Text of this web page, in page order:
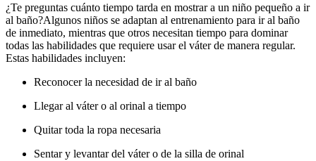
¿Te preguntas cuánto tiempo tarda en mostrar a un niño pequeño a ir
al baño?Algunos niños se adaptan al entrenamiento para ir al baño
de inmediato, mientras que otros necesitan tiempo para dominar
todas las habilidades que requiere usar el váter de manera regular.
Estas habilidades incluyen:
Reconocer la necesidad de ir al baño
Llegar al váter o al orinal a tiempo
Quitar toda la ropa necesaria
Sentar y levantar del váter o de la silla de orinal